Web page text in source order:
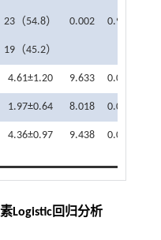
23（54.8） 0.002 0.964
19（45.2）
4.61±1.20 9.633 0.001
1.97±0.64 8.018 0.001
4.36±0.97 9.438 0.001
Logistic回归分析